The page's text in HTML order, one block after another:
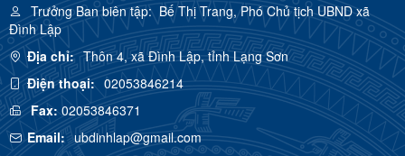
Trưởng Ban biên tập:Bế Thị Trang, Phó Chủ tịch UBND xã
Đình Lập
Địa chỉ: Thôn 4, xã Đình Lập, tỉnh Lạng Sơn
Điện thoại: 02053846214
Fax:02053846371
Email: ubdinhlap@gmail.com